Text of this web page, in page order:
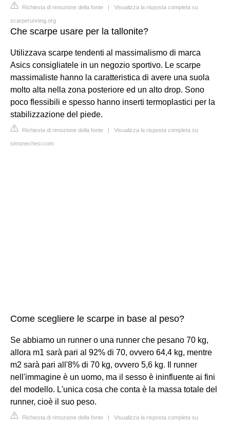
Richiesta di rimozione della fonte | Visualizza la risposta completa su
scarperunning.org
Che scarpe usare per la tallonite?
Utilizzava scarpe tendenti al massimalismo di marca
Asics consigliatele in un negozio sportivo. Le scarpe
massimaliste hanno la caratteristica di avere una suola
molto alta nella zona posteriore ed un alto drop. Sono
poco flessibili e spesso hanno inserti termoplastici per la
stabilizzazione del piede.
Richiesta di rimozione della fonte | Visualizza la risposta completa su
simonechesi.com
Come scegliere le scarpe in base al peso?
Se abbiamo un runner o una runner che pesano 70 kg,
allora m1 sarà pari al 92% di 70, ovvero 64,4 kg, mentre
m2 sarà pari all'8% di 70 kg, ovvero 5,6 kg. Il runner
nell'immagine è un uomo, ma il sesso è ininfluente ai fini
del modello. L'unica cosa che conta è la massa totale del
runner, cioè il suo peso.
Richiesta di rimozione della fonte | Visualizza la risposta completa su